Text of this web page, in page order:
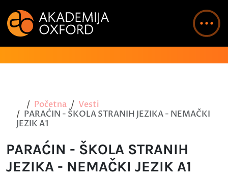
Početna
Vesti
PARAĆIN - ŠKOLA STRANIH JEZIKA - NEMAČKI
JEZIK A1
PARAĆIN - ŠKOLA STRANIH
JEZIKA - NEMAČKI JEZIK A1